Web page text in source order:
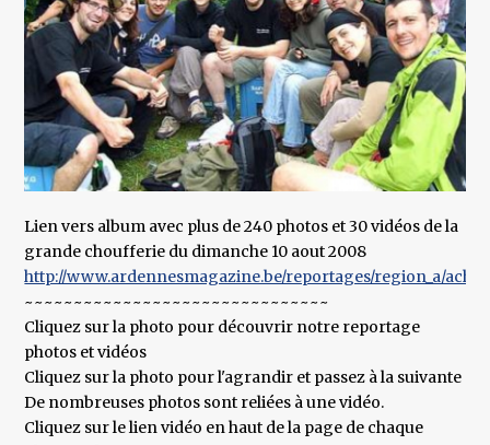
Lien vers album avec plus de 240 photos et 30 vidéos de la
grande choufferie du dimanche 10 aout 2008
http://www.ardennesmagazine.be/reportages/region_a/
~~~~~~~~~~~~~~~~~~~~~~~~~~~~~~~
Cliquez sur la photo pour découvrir notre reportage
photos et vidéos
Cliquez sur la photo pour l'agrandir et passez à la suivante
De nombreuses photos sont reliées à une vidéo.
Cliquez sur le lien vidéo en haut de la page de chaque